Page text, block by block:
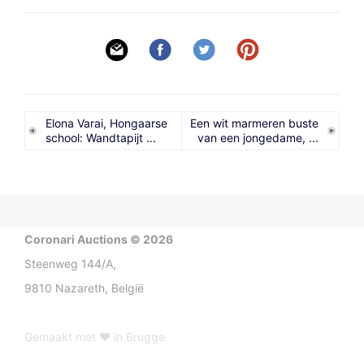
Elona Varai, Hongaarse
school: Wandtapijt ...
Een wit marmeren buste
van een jongedame, ...
Coronari Auctions © 2026
Steenweg 144/A,
9810 Nazareth, België
Gemaakt met ♥ in Brugge